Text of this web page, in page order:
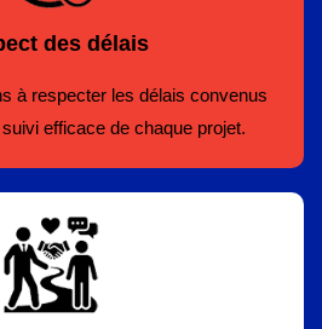
des délais
à respecter les délais convenus
efficace de chaque projet.